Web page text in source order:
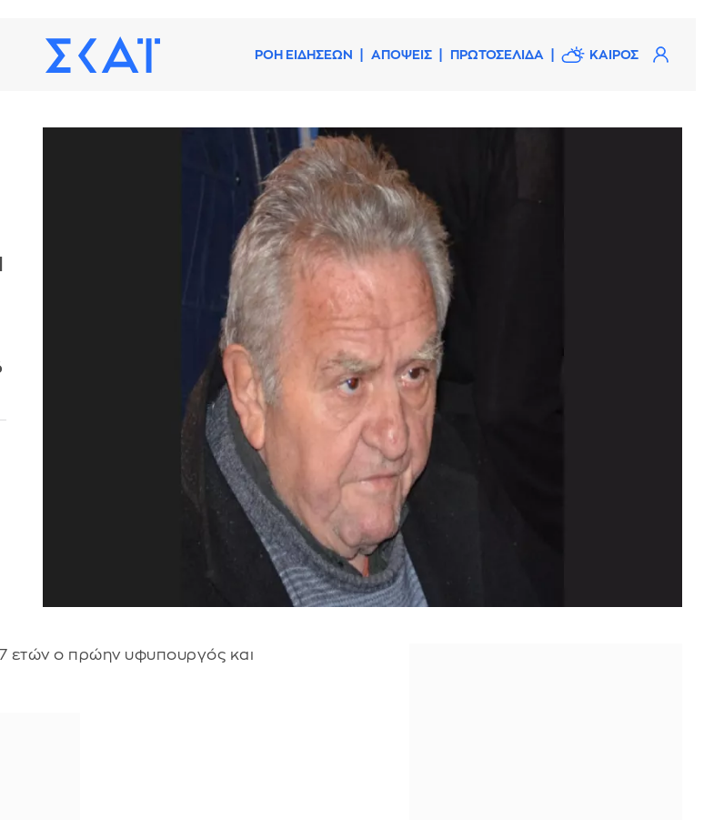
ΡΟΗ ΕΙΔΗΣΕΩΝ ΑΠΟΨΕΙΣ ΠΡΩΤΟΣΕΛΙΔΑ ΚΑΙΡΟΣ
ετών ο πρώην υφυπουργός και